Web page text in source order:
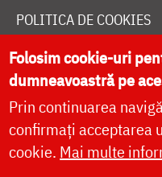
POLITICA DE COOKIES
DONEAZĂ ONLINE
LIVE
Folosim cookie-uri
dumneavoastră pe
Prin continuarea
confirmați acceptarea
cookie. Mai multe